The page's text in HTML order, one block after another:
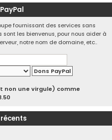
fournissant des services sans
les bienvenus, pour nous aider à
notre nom de domaine, etc..
non une virgule) comme